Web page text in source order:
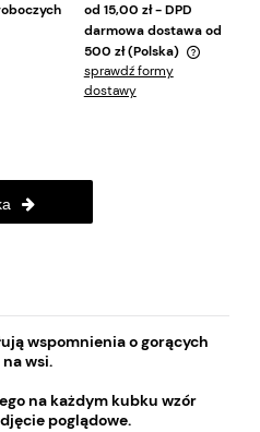
od 15,00 zł - DPD
darmowa dostawa od
500 zł(Polska)
kosztów płatności
sprawdź formy
dostawy
wspomnienia o gorących
wsi.
na każdym kubku wzór
poglądowe.